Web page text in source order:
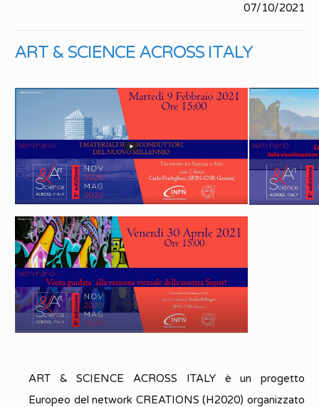
07/10/2021
ART & SCIENCE ACROSS ITALY
ART & SCIENCE ACROSS ITALY è un progetto
Europeo del network CREATIONS (H2020) organizzato